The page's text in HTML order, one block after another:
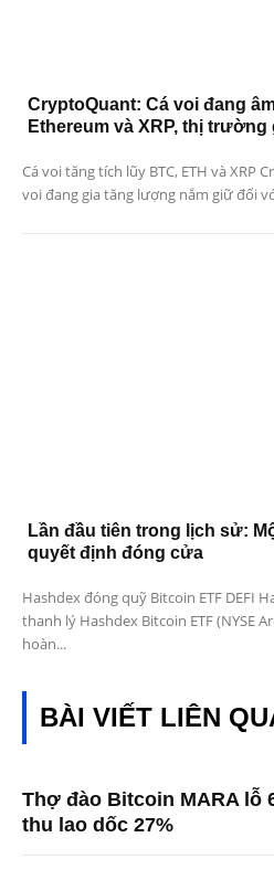
CryptoQuant: Cá voi đang
Ethereum và XRP, thị
Cá voi tăng tích lũy BTC, ETH và XRP
voi đang gia tăng lượng nắm giữ đối
Lần đầu tiên trong lịch sử:
quyết định đóng cửa
Hashdex đóng quỹ Bitcoin ETF DEFI
thanh lý Hashdex Bitcoin ETF (NYSE
hoàn...
BÀI VIẾT LIÊN
Thợ đào Bitcoin MARA lỗ
thu lao dốc 27%